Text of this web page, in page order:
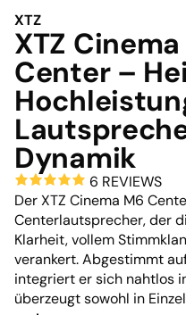
XTZ
XTZ
Center –
Dynamik
6 REVIEWS
Der XTZ Cinema M6
Centerlautsprecher, der
Klarheit, vollem
verankert. Abgestimmt
integriert er sich nahtlos
überzeugt sowohl in